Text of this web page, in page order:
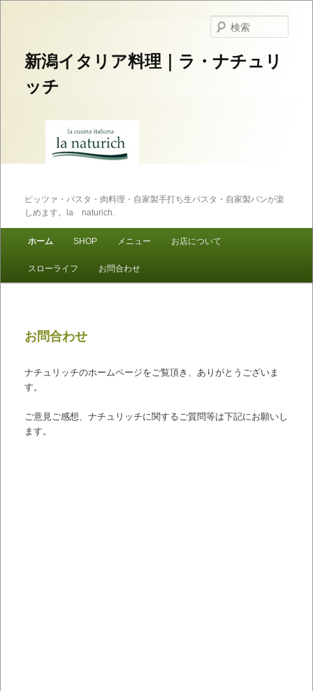
新潟イタリア料理｜ラ・ナチュリ
ッチ
ピッツァ・パスタ・肉料理・自家製手打ち生パスタ・自家製パンが楽
しめます。la naturich.
メインコンテンツへ移動
サブコンテンツへ移動
ホーム SHOP メニュー お店について
スローライフ お問合わせ
お問合わせ
ナチュリッチのホームページをご覧頂き、ありがとうございま
す。
ご意見ご感想、ナチュリッチに関するご質問等は下記にお願いし
ます。